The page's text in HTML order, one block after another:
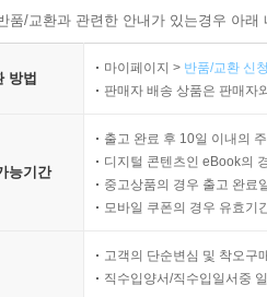
품/교환과 관련한 안내가 있는경우 아
방법
마이페이지 > 반품/교환 신
판매자 배송 상품은 판매자
능기간
출고 완료 후 10일 이내의
디지털 콘텐츠인 eBook의
중고상품의 경우 출고 완료
모바일 쿠폰의 경우 유효기
고객의 단순변심 및 착오구
직수입양서/직수입일서중